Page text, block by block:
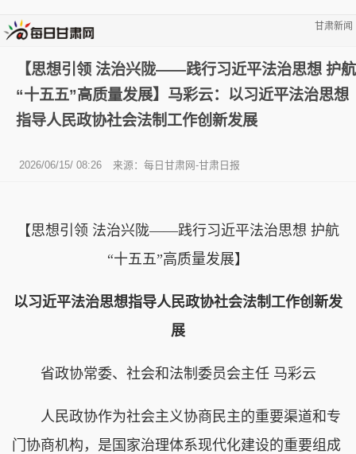
甘肃新闻
【思想引领 法治兴陇——践行习近平法治思想 护航
“十五五”高质量发展】马彩云：以习近平法治思想
指导人民政协社会法制工作创新发展
2026/06/15/ 08:26 来源：每日甘肃网-甘肃日报
【思想引领 法治兴陇——践行习近平法治思想 护航
“十五五”高质量发展】
以习近平法治思想指导人民政协社会法制工作创新发
展
省政协常委、社会和法制委员会主任 马彩云
人民政协作为社会主义协商民主的重要渠道和专
门协商机构，是国家治理体系现代化建设的重要组成